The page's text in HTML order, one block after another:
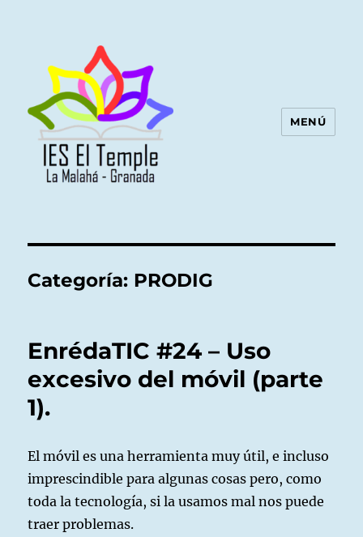
MENÚ
Categoría: PRODIG
EnrédaTIC #24 – Uso
excesivo del móvil (parte
1).
El móvil es una herramienta muy útil, e incluso
imprescindible para algunas cosas pero, como
toda la tecnología, si la usamos mal nos puede
traer problemas.